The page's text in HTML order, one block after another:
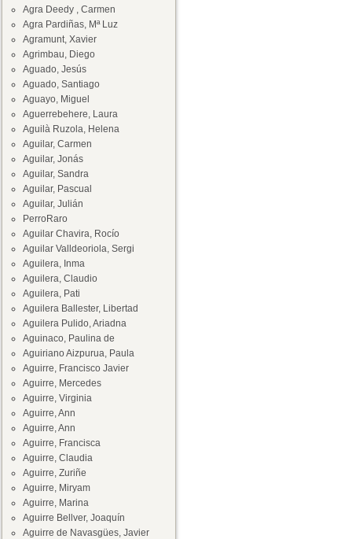
Agra Deedy , Carmen
Agra Pardiñas, Mª Luz
Agramunt, Xavier
Agrimbau, Diego
Aguado, Jesús
Aguado, Santiago
Aguayo, Miguel
Aguerrebehere, Laura
Aguilà Ruzola, Helena
Aguilar, Carmen
Aguilar, Jonás
Aguilar, Sandra
Aguilar, Pascual
Aguilar, Julián
PerroRaro
Aguilar Chavira, Rocío
Aguilar Valldeoriola, Sergi
Aguilera, Inma
Aguilera, Claudio
Aguilera, Pati
Aguilera Ballester, Libertad
Aguilera Pulido, Ariadna
Aguinaco, Paulina de
Aguiriano Aizpurua, Paula
Aguirre, Francisco Javier
Aguirre, Mercedes
Aguirre, Virginia
Aguirre, Ann
Aguirre, Ann
Aguirre, Francisca
Aguirre, Claudia
Aguirre, Zuriñe
Aguirre, Miryam
Aguirre, Marina
Aguirre Bellver, Joaquín
Aguirre de Navasgües, Javier